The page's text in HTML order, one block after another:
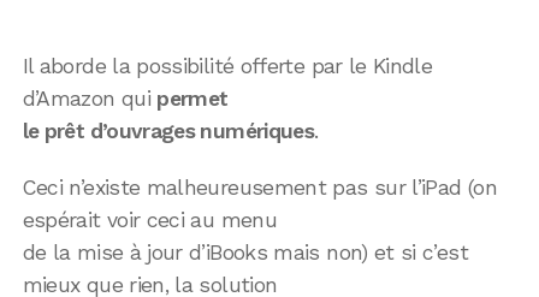
Il aborde la possibilité offerte par le Kindle
d’Amazon qui permet
le prêt d’ouvrages numériques.
Ceci n’existe malheureusement pas sur l’iPad (on
espérait voir ceci au menu
de la mise à jour d’iBooks mais non) et si c’est
mieux que rien, la solution